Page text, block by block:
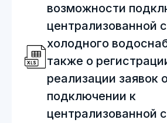
возможности
централизованной
холодного
также о
реализации заявок
подключении к
централизованной